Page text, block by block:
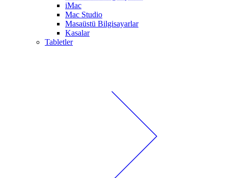
iMac
Mac Studio
Masaüstü Bilgisayarlar
Kasalar
Tabletler